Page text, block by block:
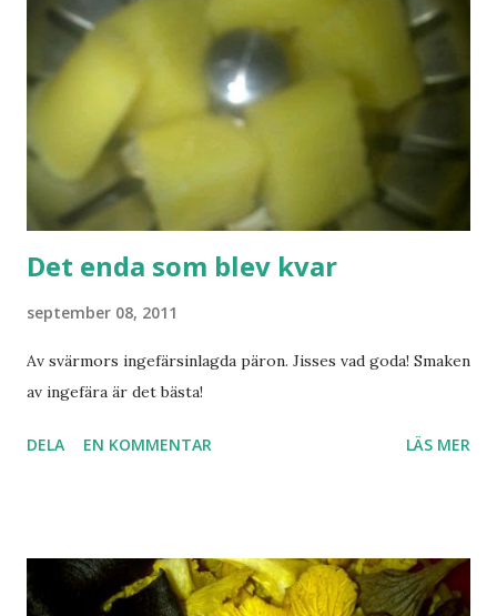
Det enda som blev kvar
september 08, 2011
Av svärmors ingefärsinlagda päron. Jisses vad goda! Smaken
av ingefära är det bästa!
DELA EN KOMMENTAR LÄS MER